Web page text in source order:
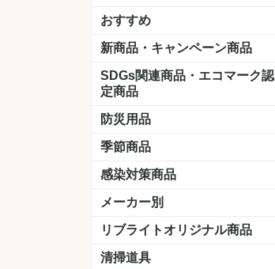
おすすめ
新商品・キャンペーン商品
キャンペーン商品
新製品
SDGs関連商品・エコマーク認
定商品
防災用品
季節商品
感染対策商品
おう吐物
除菌洗剤
うがい薬
マスク
手洗い石鹸
手指消毒
手袋
メーカー別
クオリティ
ニイタカ
シーバイエス
リンレイ
ペンギンワックス
横浜油脂工業
ミッケル化学（旧：スイショウ
ユシロ化学
コニシ
つやげん
ダイカ商事
スリーエムジャパン
山崎産業
テラモト
セイワ
エトレー
ラバーメイド
ジャパックス
日本サニパック
ケルヒャー
マキタ
ショーワグローブ
花王
サラヤ
アルボース
コスケム
ミヤキ
紺商
信徳ポミー
リブライトオリジナル商品
LLオレンジクリーナー
LL油脂専用クリーナー
LLワックスモップ
LL-21
マーベラスiL
清掃道具